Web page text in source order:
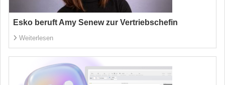
Esko beruft Amy Senew zur Vertriebschefin
Weiterlesen